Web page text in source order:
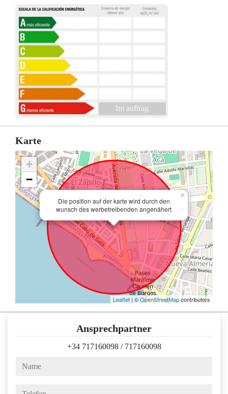
Im auftrag
Karte
Die position auf der karte wird durch den
wunsch des werbetreibenden angenähert
×
+
−
Leaflet | ©OpenStreetMapcontributors
Ansprechpartner
+34 717160098 / 717160098
name
telefon